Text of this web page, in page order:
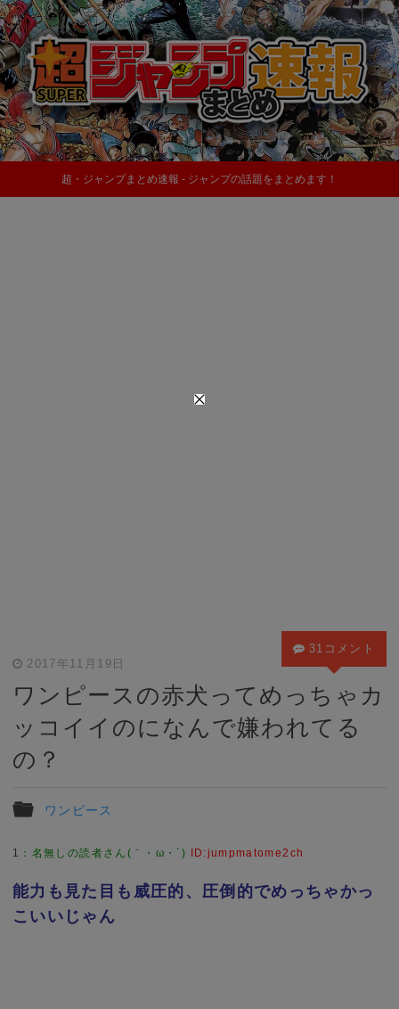
超・ジャンプまとめ速報 - ジャンプの話題をまとめます！
2017年11月19日
ワンピースの赤犬ってめっちゃカ
ッコイイのになんで嫌われてる
の？
ワンピース
31コメント
1 ： 名無しの読者さん(｀・ω・´) ID:jumpmatome2ch
能力も見た目も威圧的、圧倒的でめっちゃかっ
こいいじゃん